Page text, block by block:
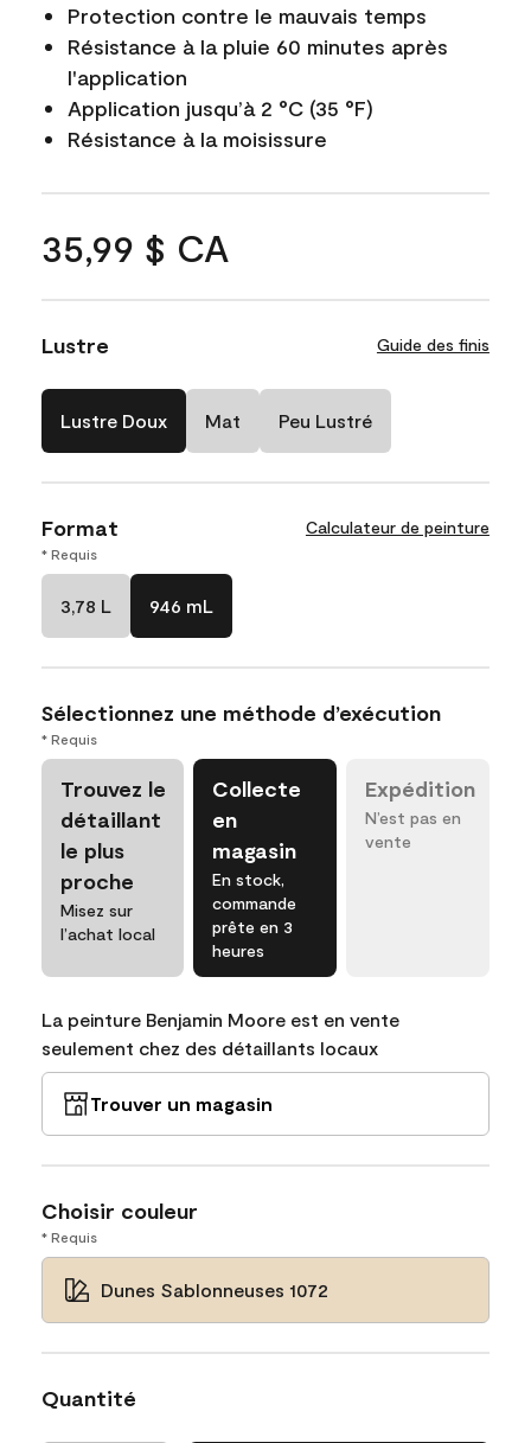
Protection contre le mauvais temps
Résistance à la pluie 60 minutes après
l'application
Application jusqu’à 2 °C (35 °F)
Résistance à la moisissure
35,99 $ CA
Lustre Guide des finis
Lustre Doux Mat Peu Lustré
Format Calculateur de peinture
* Requis
3,78 L 946 mL
Sélectionnez une méthode d’exécution
* Requis
Trouvez le
détaillant
le plus
proche
Misez sur
l’achat local
Collecte
en
magasin
En stock,
commande
prête en 3
heures
Expédition
N’est pas en
vente
La peinture Benjamin Moore est en vente
seulement chez des détaillants locaux
Trouver un magasin
Choisir couleur
* Requis
Dunes Sablonneuses 1072
Quantité